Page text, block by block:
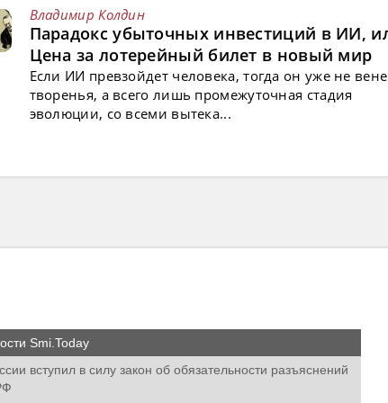
Владимир Колдин
Парадокс убыточных инвестиций в ИИ,
Цена за лотерейный билет в новый мир
Если ИИ превзойдет человека, тогда он уже не
творенья, а всего лишь промежуточная стадия
эволюции, со всеми вытека...